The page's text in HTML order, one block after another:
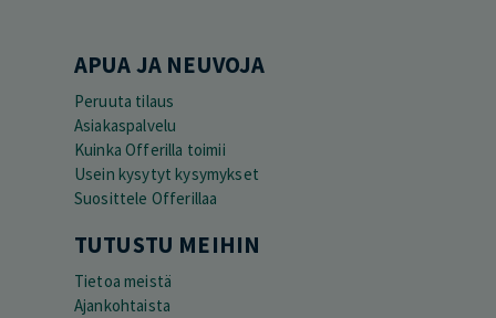
APUA JA NEUVOJA
Peruuta tilaus
Asiakaspalvelu
Kuinka Offerilla toimii
Usein kysytyt kysymykset
Suosittele Offerillaa
TUTUSTU MEIHIN
Tietoa meistä
Ajankohtaista